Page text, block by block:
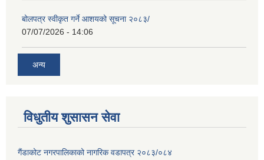
बोलपत्र स्वीकृत गर्ने आशयको सूचना २०८३/
07/07/2026 - 14:06
अन्य
विधुतीय शुसासन सेवा
गैंडाकोट नगरपालिकाको नागरिक वडापत्र २०८३/०८४